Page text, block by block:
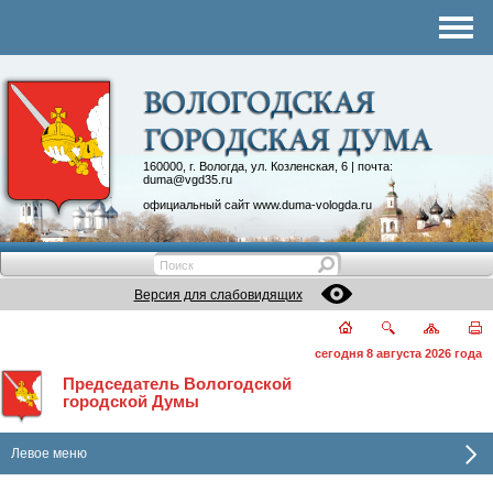
160000, г. Вологда, ул. Козленская, 6 | почта:
duma@vgd35.ru
официальный сайт www.duma-vologda.ru
Контакты
Депутатские объединения
Версия для слабовидящих
сегодня 8 августа 2026 года
Председатель Вологодской
городской Думы
Левое меню